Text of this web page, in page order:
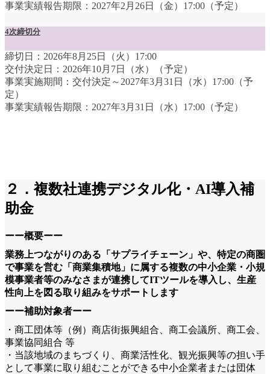
事業実績報告期限：2027年2月26日（金）17:00（予定）
4次締切分
締切日：2026年8月25日（火）17:00
交付決定日：2026年10月7日（水）（予定）
事業実施期間：交付決定～2027年3月31日（水）17:00（予
定）
事業実績報告期限：2027年3月31日（水）17:00（予定）
２．複数社連携デジタル化・AI導入補
助金
ーー概要ーー
業務上つながりのある「サプライチェーン」や、特定の商圏
で事業を営む「商業集積地」に属する複数の中小企業・小規
模事業者等のみなさまが連携してITツールを導入し、生産
性向上を図る取り組みをサポートします
ーー補助対象者ーー
・商工団体等（例）商店街振興組合、商工会議所、商工会、
事業協同組合 等
・当該地域のまちづくり、商業活性化、観光振興等の担い手
として事業に取り組むことができる中小企業者または団体